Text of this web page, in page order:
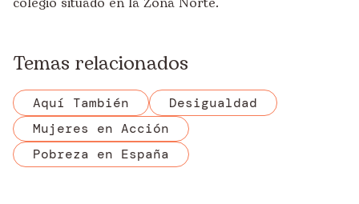
Temas relacionados
Aquí También
Desigualdad
Mujeres en Acción
Pobreza en España